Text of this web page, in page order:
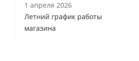
1 апреля 2026
Летний график работы
магазина